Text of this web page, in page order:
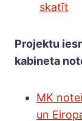
skatīt
Projektu
kabineta
MK
un